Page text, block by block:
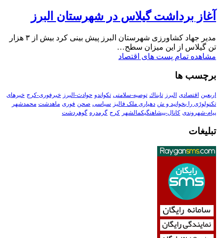
آغاز برداشت گیلاس در شهرستان البرز
مدیر جهاد کشاورزی شهرستان البرز پیش بینی کرد بیش از ۳ هزار
تن گیلاس از این میزان سطح…
مشاهده تمام پست های اقتصاد
برچسب ها
اربعین اقتصادی البرز تابناك توصیه-سلامتی تکواندو حوادث-البرز خبرفوری-کرج خبرهای
تکنولوڑی را بخوانید و ش دهیاری ملک فالیز سیاسی صحن فوری ماهدشت محمدشهر
پیام-شهروندی کانال-پیشاهنگیکمالشهر کرج گرمدره گوهردشت
تبلیغات